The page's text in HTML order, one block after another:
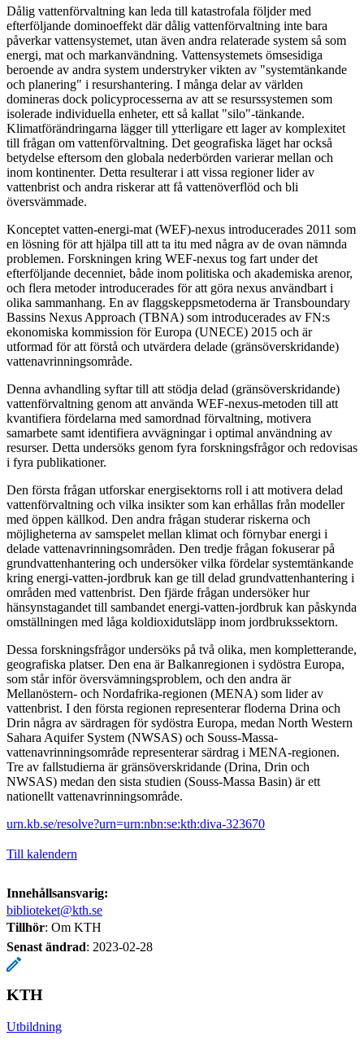
Dålig vattenförvaltning kan leda till katastrofala följder med
efterföljande dominoeffekt där dålig vattenförvaltning inte bara
påverkar vattensystemet, utan även andra relaterade system så som
energi, mat och markanvändning. Vattensystemets ömsesidiga
beroende av andra system understryker vikten av "systemtänkande
och planering" i resurshantering. I många delar av världen
domineras dock policyprocesserna av att se resurssystemen som
isolerade individuella enheter, ett så kallat "silo"-tänkande.
Klimatförändringarna lägger till ytterligare ett lager av komplexitet
till frågan om vattenförvaltning. Det geografiska läget har också
betydelse eftersom den globala nederbörden varierar mellan och
inom kontinenter. Detta resulterar i att vissa regioner lider av
vattenbrist och andra riskerar att få vattenöverflöd och bli
översvämmade.
Konceptet vatten-energi-mat (WEF)-nexus introducerades 2011 som
en lösning för att hjälpa till att ta itu med några av de ovan nämnda
problemen. Forskningen kring WEF-nexus tog fart under det
efterföljande decenniet, både inom politiska och akademiska arenor,
och flera metoder introducerades för att göra nexus användbart i
olika sammanhang. En av flaggskeppsmetoderna är Transboundary
Bassins Nexus Approach (TBNA) som introducerades av FN:s
ekonomiska kommission för Europa (UNECE) 2015 och är
utformad för att förstå och utvärdera delade (gränsöverskridande)
vattenavrinningsområde.
Denna avhandling syftar till att stödja delad (gränsöverskridande)
vattenförvaltning genom att använda WEF-nexus-metoden till att
kvantifiera fördelarna med samordnad förvaltning, motivera
samarbete samt identifiera avvägningar i optimal användning av
resurser. Detta undersöks genom fyra forskningsfrågor och redovisas
i fyra publikationer.
Den första frågan utforskar energisektorns roll i att motivera delad
vattenförvaltning och vilka insikter som kan erhållas från modeller
med öppen källkod. Den andra frågan studerar riskerna och
möjligheterna av samspelet mellan klimat och förnybar energi i
delade vattenavrinningsområden. Den tredje frågan fokuserar på
grundvattenhantering och undersöker vilka fördelar systemtänkande
kring energi-vatten-jordbruk kan ge till delad grundvattenhantering i
områden med vattenbrist. Den fjärde frågan undersöker hur
hänsynstagandet till sambandet energi-vatten-jordbruk kan påskynda
omställningen med låga koldioxidutsläpp inom jordbrukssektorn.
Dessa forskningsfrågor undersöks på två olika, men kompletterande,
geografiska platser. Den ena är Balkanregionen i sydöstra Europa,
som står inför översvämningsproblem, och den andra är
Mellanöstern- och Nordafrika-regionen (MENA) som lider av
vattenbrist. I den första regionen representerar floderna Drina och
Drin några av särdragen för sydöstra Europa, medan North Western
Sahara Aquifer System (NWSAS) och Souss-Massa-
vattenavrinningsområde representerar särdrag i MENA-regionen.
Tre av fallstudierna är gränsöverskridande (Drina, Drin och
NWSAS) medan den sista studien (Souss-Massa Basin) är ett
nationellt vattenavrinningsområde.
urn.kb.se/resolve?urn=urn:nbn:se:kth:diva-323670
Till kalendern
Innehållsansvarig:
biblioteket@kth.se
Tillhör: Om KTH
Senast ändrad: 2023-02-28
KTH
Utbildning